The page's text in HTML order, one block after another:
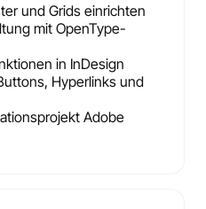
und Grids einrichten
mit OpenType-
in InDesign
Hyperlinks und
Adobe